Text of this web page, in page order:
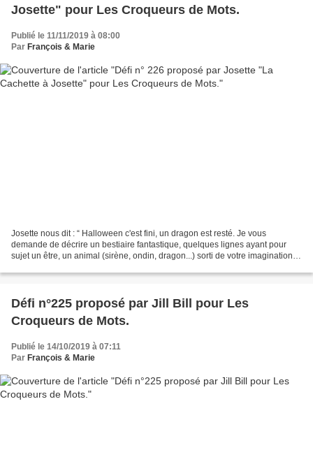
Josette" pour Les Croqueurs de Mots.
Publié le 11/11/2019 à 08:00
Par François & Marie
Josette nous dit : “ Halloween c'est fini, un dragon est resté. Je vous
demande de décrire un bestiaire fantastique, quelques lignes ayant pour
sujet un être, un animal (sirène, ondin, dragon...) sorti de votre imagination.”
Défi n°225 proposé par Jill Bill pour Les
Croqueurs de Mots.
Publié le 14/10/2019 à 07:11
Par François & Marie